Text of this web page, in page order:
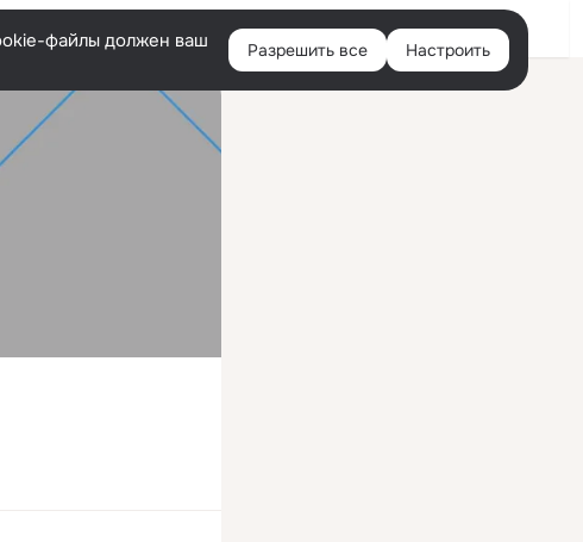
Войти
файлы должен ваш
Разрешить все Настроить